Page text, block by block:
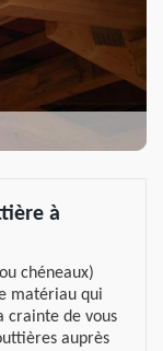
à
chéneaux)
matériau qui
crainte de vous
auprès